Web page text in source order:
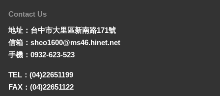
Contact Us
地址：台中市大里區新南路171號
信箱：shco1600@ms46.hinet.net
手機：0932-623-523
TEL：(04)22651199
FAX：(04)22651122